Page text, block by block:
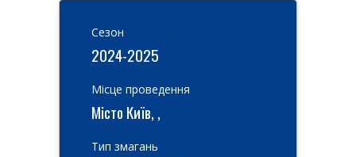
Cезон
2024-2025
Місце проведення
Місто Київ, ,
Тип змагань